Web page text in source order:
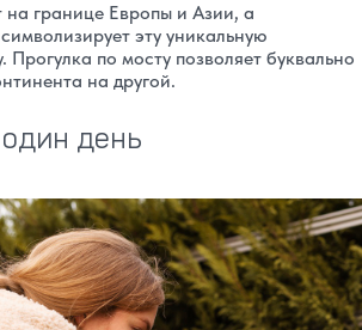
на границе Европы и Азии, а
эту уникальную
Прогулка по мосту позволяет буквально
на другой.
день